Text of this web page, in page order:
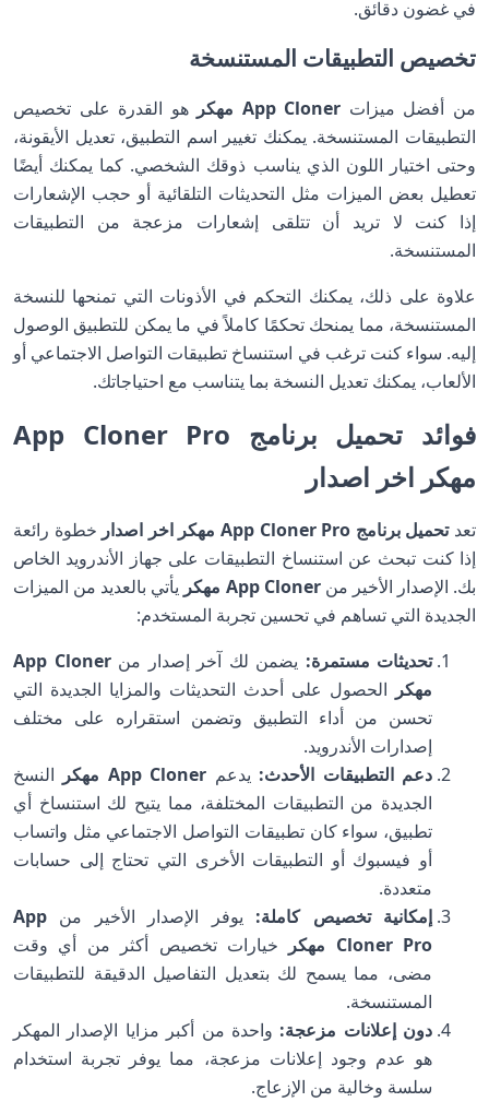
في غضون دقائق.
تخصيص التطبيقات المستنسخة
من أفضل ميزات App Cloner مهكر
هو القدرة على تخصيص
التطبيقات المستنسخة. يمكنك تغيير اسم التطبيق، تعديل الأيقونة،
وحتى اختيار اللون الذي يناسب ذوقك الشخصي. كما يمكنك أيضًا
تعطيل بعض الميزات مثل التحديثات التلقائية أو حجب الإشعارات
إذا كنت لا تريد أن تتلقى إشعارات مزعجة من التطبيقات
المستنسخة.
علاوة على ذلك، يمكنك التحكم في الأذونات التي تمنحها للنسخة
المستنسخة، مما يمنحك تحكمًا كاملاً في ما يمكن للتطبيق الوصول
إليه. سواء كنت ترغب في استنساخ تطبيقات التواصل الاجتماعي أو
الألعاب، يمكنك تعديل النسخة بما يتناسب مع احتياجاتك.
فوائد تحميل برنامج App Cloner Pro
مهكر اخر اصدار
تعدتحميل برنامج App Cloner Pro مهكر اخر اصدار
خطوة رائعة
إذا كنت تبحث عن استنساخ التطبيقات على جهاز الأندرويد الخاص
بك. الإصدار الأخير منApp Cloner مهكر
يأتي بالعديد من الميزات
الجديدة التي تساهم في تحسين تجربة المستخدم:
تحديثات مستمرة: يضمن لك آخر إصدار منApp Cloner
مهكر الحصول على أحدث التحديثات والمزايا الجديدة التي
تحسن من أداء التطبيق وتضمن استقراره على مختلف
إصدارات الأندرويد.
دعم التطبيقات الأحدث: يدعم App Cloner مهكر
النسخ
الجديدة من التطبيقات المختلفة، مما يتيح لك استنساخ أي
تطبيق، سواء كان تطبيقات التواصل الاجتماعي مثل واتساب
أو فيسبوك أو التطبيقات الأخرى التي تحتاج إلى حسابات
متعددة.
إمكانية تخصيص كاملة: يوفر الإصدار الأخير من App
Cloner Pro مهكر
خيارات تخصيص أكثر من أي وقت
مضى، مما يسمح لك بتعديل التفاصيل الدقيقة للتطبيقات
المستنسخة.
دون إعلانات مزعجة: واحدة من أكبر مزايا الإصدار المهكر
هو عدم وجود إعلانات مزعجة، مما يوفر تجربة استخدام
سلسة وخالية من الإزعاج.